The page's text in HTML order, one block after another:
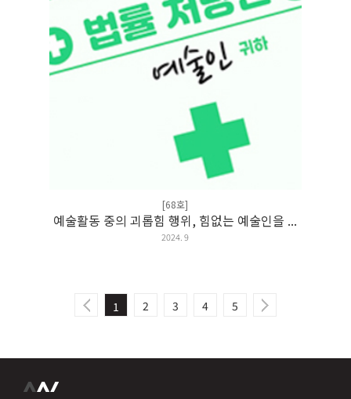
[68호]
예술활동 중의 괴롭힘 행위, 힘없는 예술인을 ...
2024. 9
1 2 3 4 5